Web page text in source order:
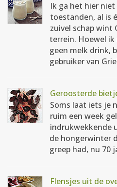
Ik ga het hier niet
toestanden, al is
zuivel schap wint
terrein. Hoewel
geen melk drink,
gebruiker van
Geroosterde
Soms laat iets je
ruim een week
indrukwekkende
de hongerwinter
greep had, nu 70
Flensjes uit de